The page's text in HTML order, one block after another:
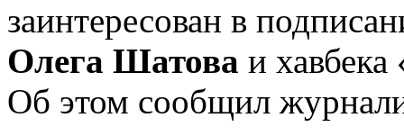
заинтересован в
Олега Шатова и
Об этом сообщил